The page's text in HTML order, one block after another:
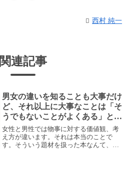
西村 純一
関連記事
男女の違いを知ることも大事だけ
ど、それ以上に大事なことは「そ
うでもないことがよくある」とい
うアイデアを持つこと
女性と男性では物事に対する価値観、考
え方が違います。それは本当のことで
す。そういう題材を扱った本なんて、